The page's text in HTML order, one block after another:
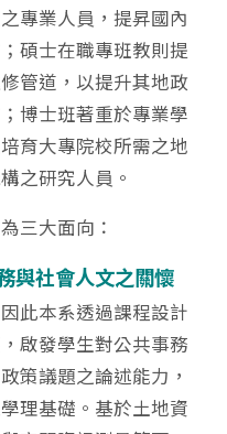
專業人員，提昇國內
碩士在職專班教則提
管道，以提升其地政
博士班著重於專業學
育大專院校所需之地
之研究人員。
三大面向：
與社會人文之關懷
此本系透過課程設計
啟發學生對公共事務
策議題之論述能力，
理基礎。基於土地資